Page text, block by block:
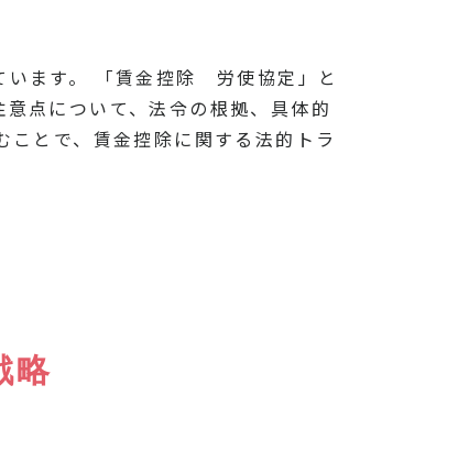
います。 「賃金控除 労使協定」と
点について、法令の根拠、具体的
とで、賃金控除に関する法的トラ
略